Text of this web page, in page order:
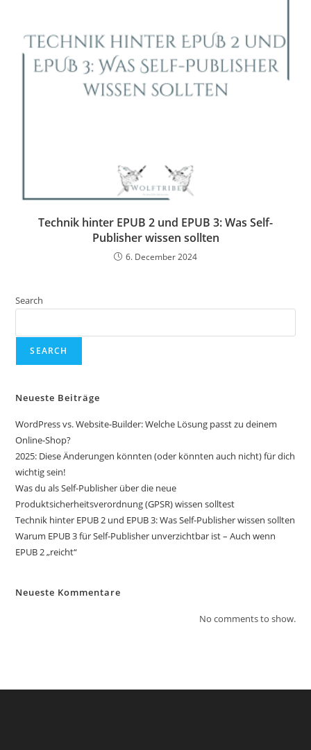
Technik hinter EPUB 2 und EPUB 3: Was Self-
Publisher wissen sollten
6. December 2024
Search
SEARCH
Neueste Beiträge
WordPress vs. Website-Builder: Welche Lösung passt zu deinem
Online-Shop?
2025: Diese Änderungen könnten (oder könnten auch nicht) für dich
wichtig sein!
Was du als Self-Publisher über die neue
Produktsicherheitsverordnung (GPSR) wissen solltest
Technik hinter EPUB 2 und EPUB 3: Was Self-Publisher wissen sollten
Warum EPUB 3 für Self-Publisher unverzichtbar ist – Auch wenn
EPUB 2 „reicht“
Neueste Kommentare
No comments to show.